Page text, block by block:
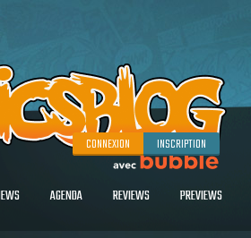
CONNEXION INSCRIPTION
AGENDA REVIEWS PREVIEWS